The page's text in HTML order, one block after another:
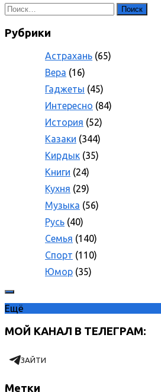
Найти:
Рубрики
Астрахань (65)
Вера (16)
Гаджеты (45)
Интересно (84)
История (52)
Казаки (344)
Кирдык (35)
Книги (24)
Кухня (29)
Музыка (56)
Русь (40)
Семья (140)
Спорт (110)
Юмор (35)
Ещё
МОЙ КАНАЛ В ТЕЛЕГРАМ:
ЗАЙТИ
Метки